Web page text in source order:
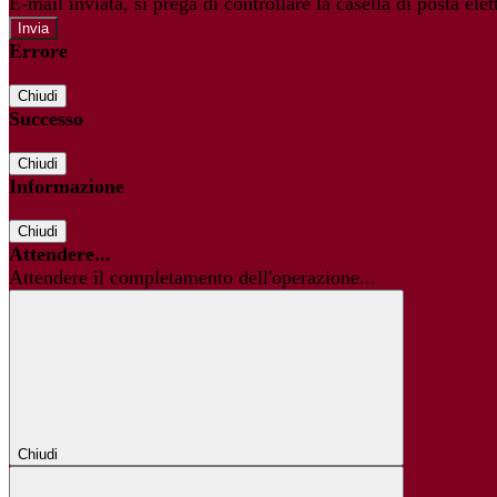
Errore
Chiudi
Successo
Chiudi
Informazione
Chiudi
Attendere...
Attendere il completamento dell'operazione...
Chiudi